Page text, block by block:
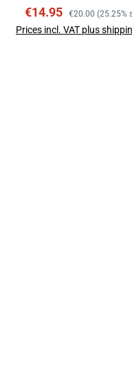
oben und ein
HotWire-
Sale price:
€14.95 Regular price:
€20.00 (25.25%
Prices incl. VAT plus